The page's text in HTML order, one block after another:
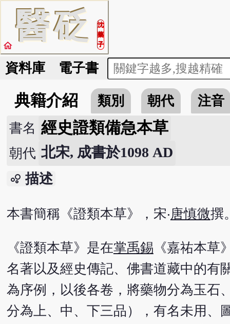
醫砭
沈
藥
子
home
資料庫 電子書
典籍介紹 類別 朝代
注音
書名 經史證類備急本草
朝代 北宋, 成書於1098 AD
bubble_chart 描述
本書簡稱《證類本草》，宋‧唐慎微撰
《證類本草》是在掌禹錫 《嘉祐本草
名著以及經史傳記、佛書道藏中的有
為序例，以後各卷，將藥物分為玉石
分為上、中、下三品），有名未用、